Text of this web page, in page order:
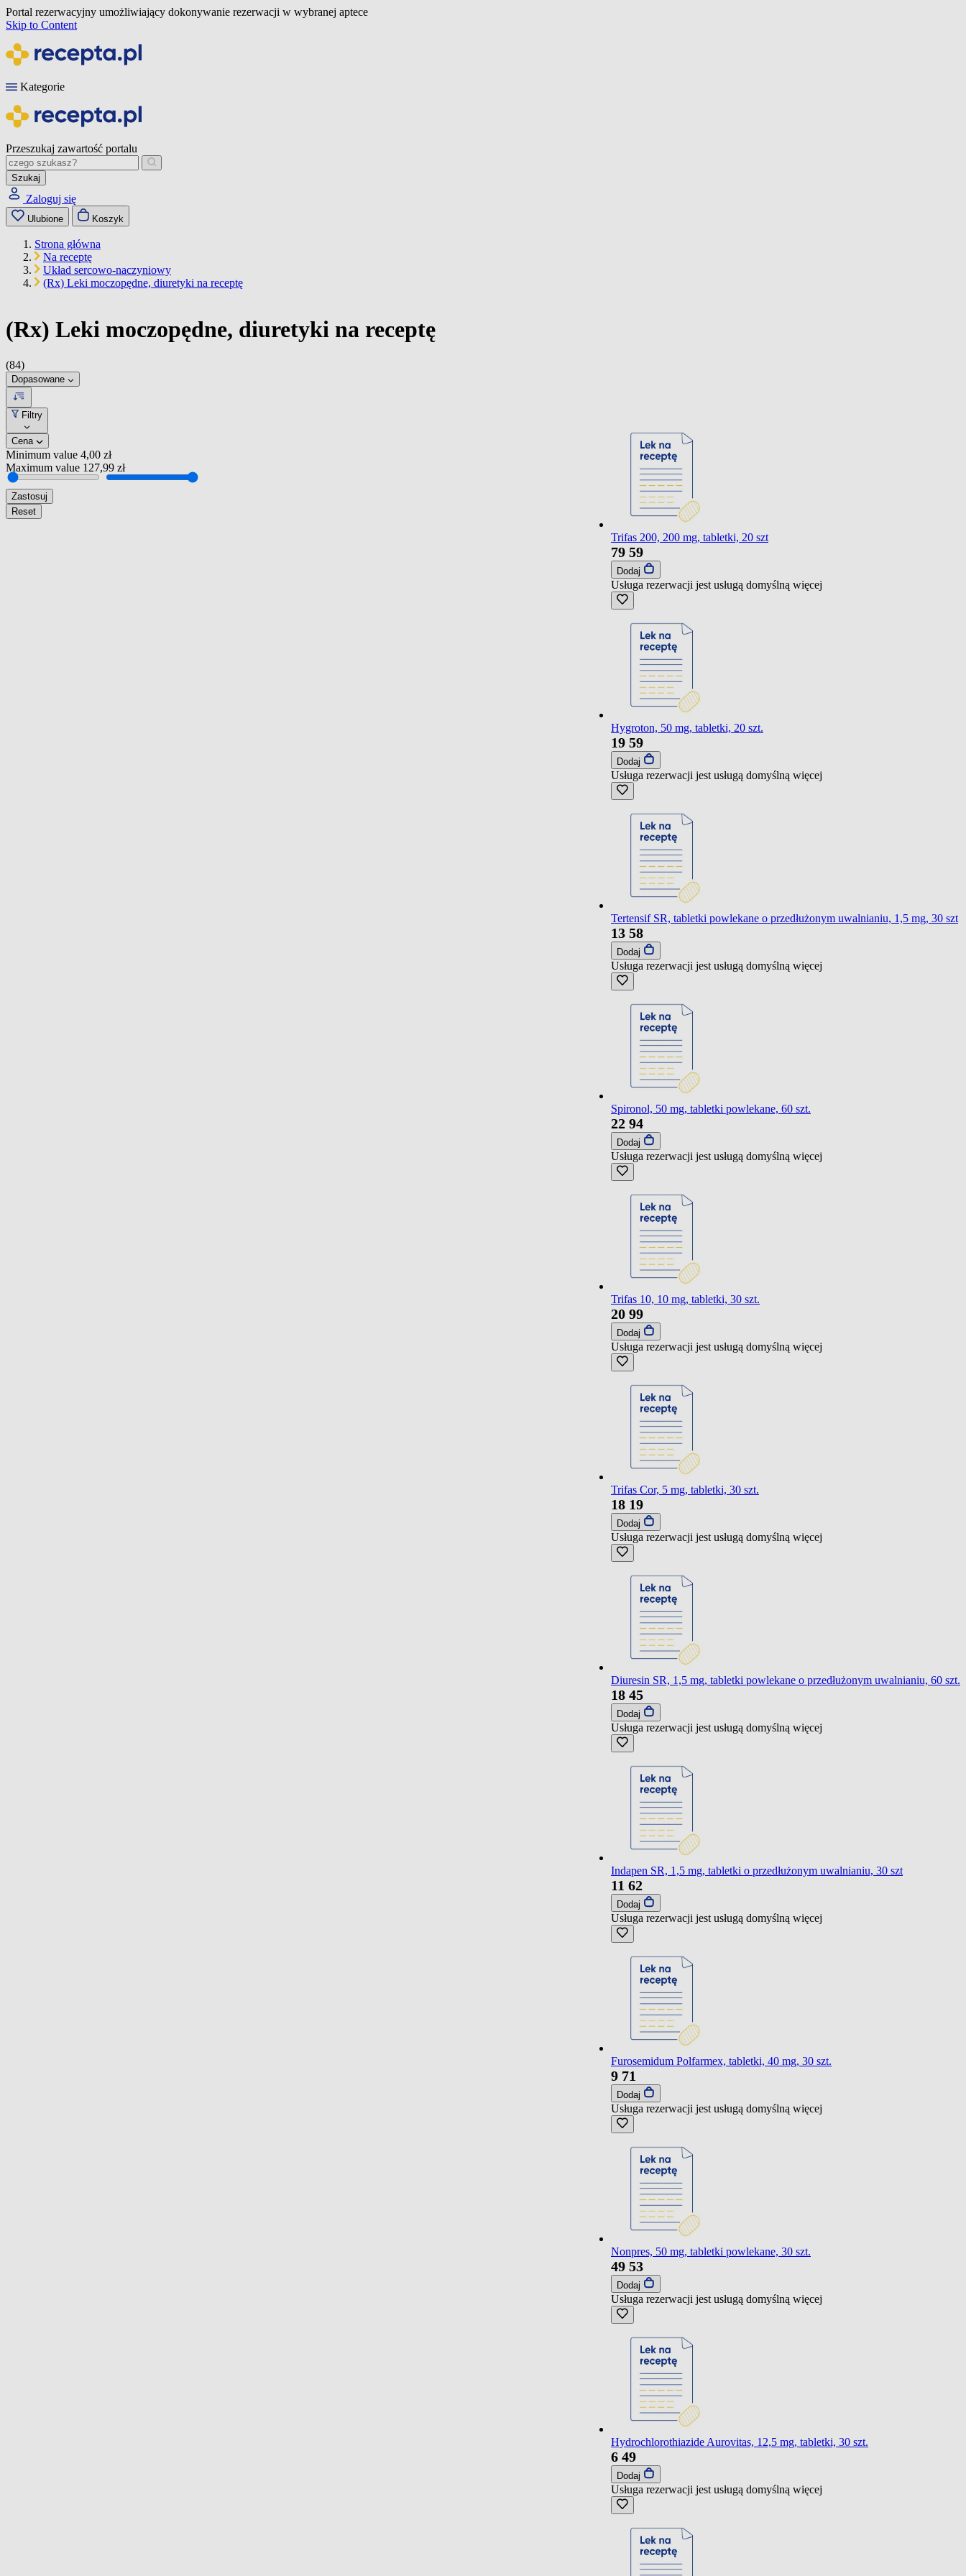
Portal rezerwacyjny umożliwiający dokonywanie rezerwacji w wybranej aptece
Skip to Content
Kategorie
Przeszukaj zawartość portalu
Szukaj
Zaloguj się
Ulubione Koszyk
Strona główna
Na receptę
Układ sercowo-naczyniowy
(Rx) Leki moczopędne, diuretyki na receptę
(Rx) Leki moczopędne, diuretyki na receptę
(84)
Dopasowane
Filtry
Cena
Minimum value 4,00 zł
Maximum value 127,99 zł
Zastosuj
Reset
Trifas 200, 200 mg, tabletki, 20 szt
79 59
Dodaj
Usługa rezerwacji jest usługą domyślną więcej
Hygroton, 50 mg, tabletki, 20 szt.
19 59
Dodaj
Usługa rezerwacji jest usługą domyślną więcej
Tertensif SR, tabletki powlekane o przedłużonym uwalnianiu, 1,5 mg, 30 szt
13 58
Dodaj
Usługa rezerwacji jest usługą domyślną więcej
Spironol, 50 mg, tabletki powlekane, 60 szt.
22 94
Dodaj
Usługa rezerwacji jest usługą domyślną więcej
Trifas 10, 10 mg, tabletki, 30 szt.
20 99
Dodaj
Usługa rezerwacji jest usługą domyślną więcej
Trifas Cor, 5 mg, tabletki, 30 szt.
18 19
Dodaj
Usługa rezerwacji jest usługą domyślną więcej
Diuresin SR, 1,5 mg, tabletki powlekane o przedłużonym uwalnianiu, 60 szt.
18 45
Dodaj
Usługa rezerwacji jest usługą domyślną więcej
Indapen SR, 1,5 mg, tabletki o przedłużonym uwalnianiu, 30 szt
11 62
Dodaj
Usługa rezerwacji jest usługą domyślną więcej
Furosemidum Polfarmex, tabletki, 40 mg, 30 szt.
9 71
Dodaj
Usługa rezerwacji jest usługą domyślną więcej
Nonpres, 50 mg, tabletki powlekane, 30 szt.
49 53
Dodaj
Usługa rezerwacji jest usługą domyślną więcej
Hydrochlorothiazide Aurovitas, 12,5 mg, tabletki, 30 szt.
6 49
Dodaj
Usługa rezerwacji jest usługą domyślną więcej